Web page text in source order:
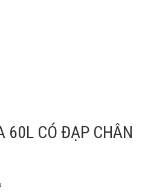
60L CÓ ĐẠP CHÂN